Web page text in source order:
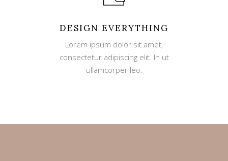
DESIGN EVERYTHING
Lorem ipsum dolor sit amet,
consectetur adipiscing elit. In ut
ullamcorper leo.